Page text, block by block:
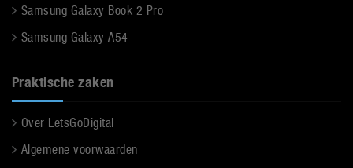
Samsung Galaxy Book 2 Pro
Samsung Galaxy A54
Praktische zaken
Over LetsGoDigital
Algemene voorwaarden